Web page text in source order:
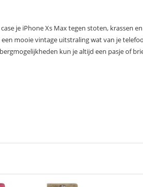
je iPhone Xs Max tegen stoten, krassen
mooie vintage uitstraling wat van je
kun je altijd een pasje of